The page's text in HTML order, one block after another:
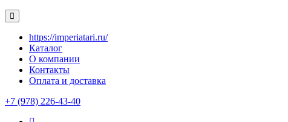
https://imperiatari.ru/
Каталог
О компании
Контакты
Оплата и доставка
+7 (978) 226-43-40